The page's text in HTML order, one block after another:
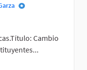
Cambio
Obras públicas